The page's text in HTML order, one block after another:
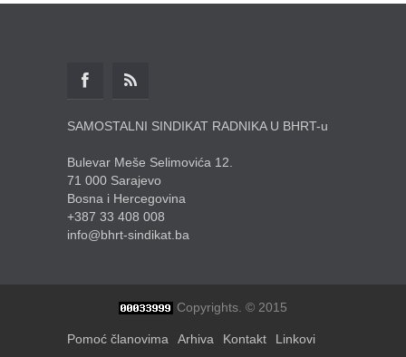
SAMOSTALNI SINDIKAT RADNIKA U BHRT-u
Bulevar Meše Selimovića 12.
71 000 Sarajevo
Bosna i Hercegovina
+387 33 408 008
info@bhrt-sindikat.ba
Copyrights. © 2015
Pomoć članovima Arhiva Kontakt Linkovi